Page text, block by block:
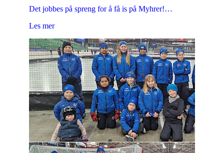
Det jobbes på spreng for å få is på Myhrer!…
Les mer